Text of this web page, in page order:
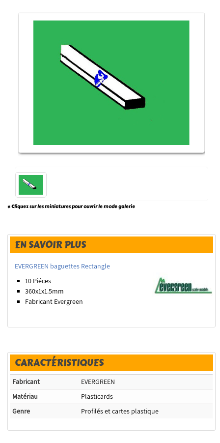
* Cliquez sur les miniatures pour ouvrir le mode galerie
EN SAVOIR PLUS
EVERGREEN baguettes Rectangle
10 Piéces
360x1x1.5mm
Fabricant Evergreen
CARACTÉRISTIQUES
Fabricant
EVERGREEN
Matériau
Plasticards
Genre
Profilés et cartes plastique